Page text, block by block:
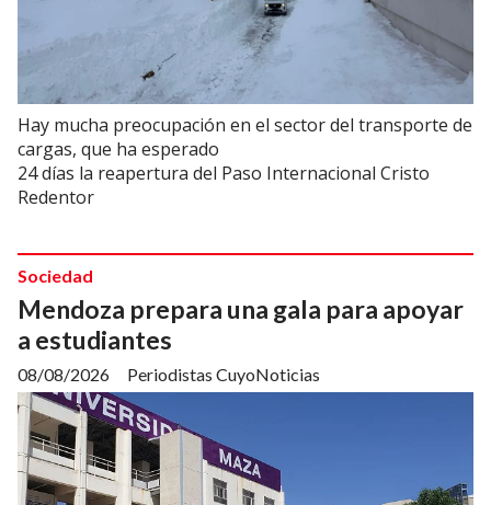
Hay mucha preocupación en el sector del transporte de
cargas, que ha esperado
24 días la reapertura del Paso Internacional Cristo
Redentor
Mendoza prepara una gala para apoyar
a estudiantes
Periodistas CuyoNoticias
Sociedad
08/08/2026